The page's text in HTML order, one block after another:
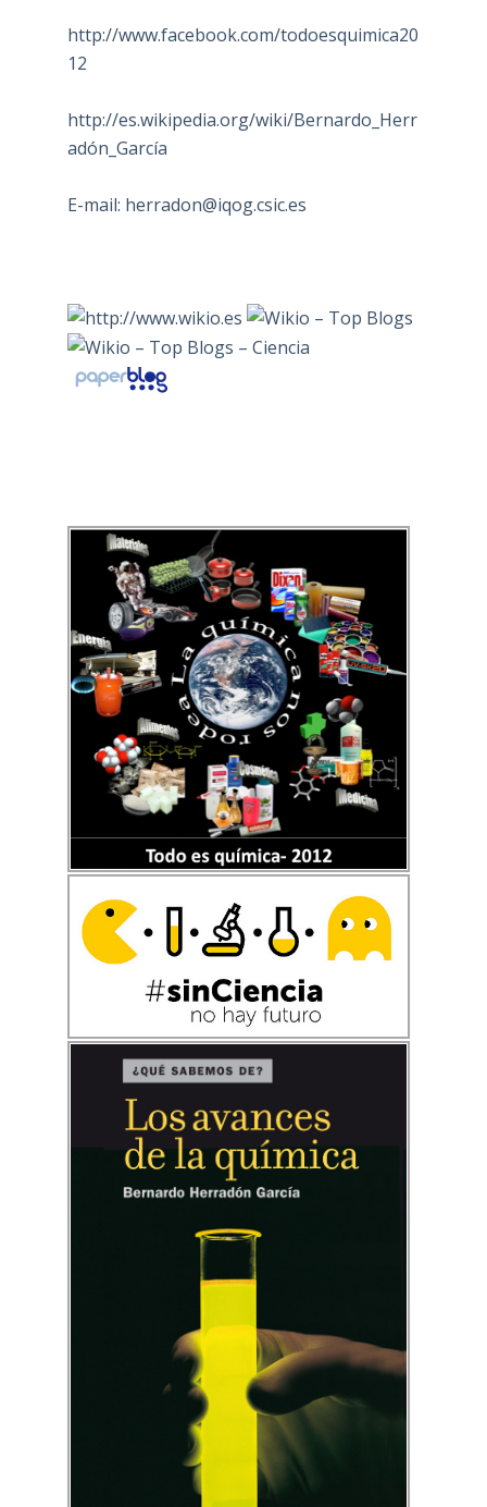
http://www.facebook.com/todoesquimica20
12
http://es.wikipedia.org/wiki/Bernardo_Herr
adón_García
E-mail: herradon@iqog.csic.es